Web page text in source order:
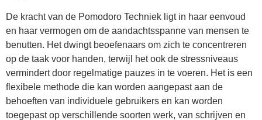
De kracht van de Pomodoro Techniek ligt in haar eenvoud
en haar vermogen om de aandachtsspanne van mensen te
benutten. Het dwingt beoefenaars om zich te concentreren
op de taak voor handen, terwijl het ook de stressniveaus
vermindert door regelmatige pauzes in te voeren. Het is een
flexibele methode die kan worden aangepast aan de
behoeften van individuele gebruikers en kan worden
toegepast op verschillende soorten werk, van schrijven en